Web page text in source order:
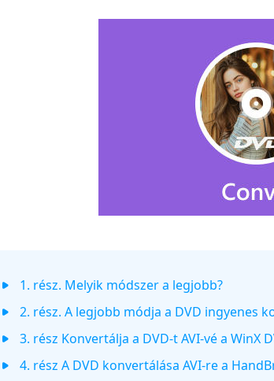
1. rész. Melyik módszer a legjobb?
2. rész. A legjobb módja a DVD ingyenes
3. rész Konvertálja a DVD-t AVI-vé a WinX
4. rész A DVD konvertálása AVI-re a